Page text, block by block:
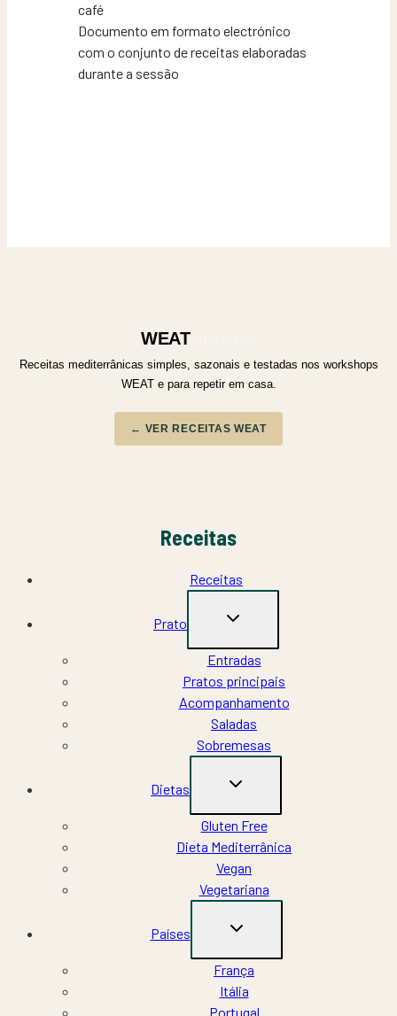
café
Documento em formato electrónico
com o conjunto de receitas elaboradas
durante a sessão
WEAT
Receitas mediterrânicas simples, sazonais e testadas nos workshops
WEAT e para repetir em casa.
← VER RECEITAS WEAT
Receitas
Receitas
Prato
TOGGLE
Entradas
Pratos principais
Acompanhamento
Saladas
Sobremesas
Dietas
TOGGLE
Gluten Free
Dieta Mediterrânica
Vegan
Vegetariana
Países
TOGGLE
França
Itália
Portugal